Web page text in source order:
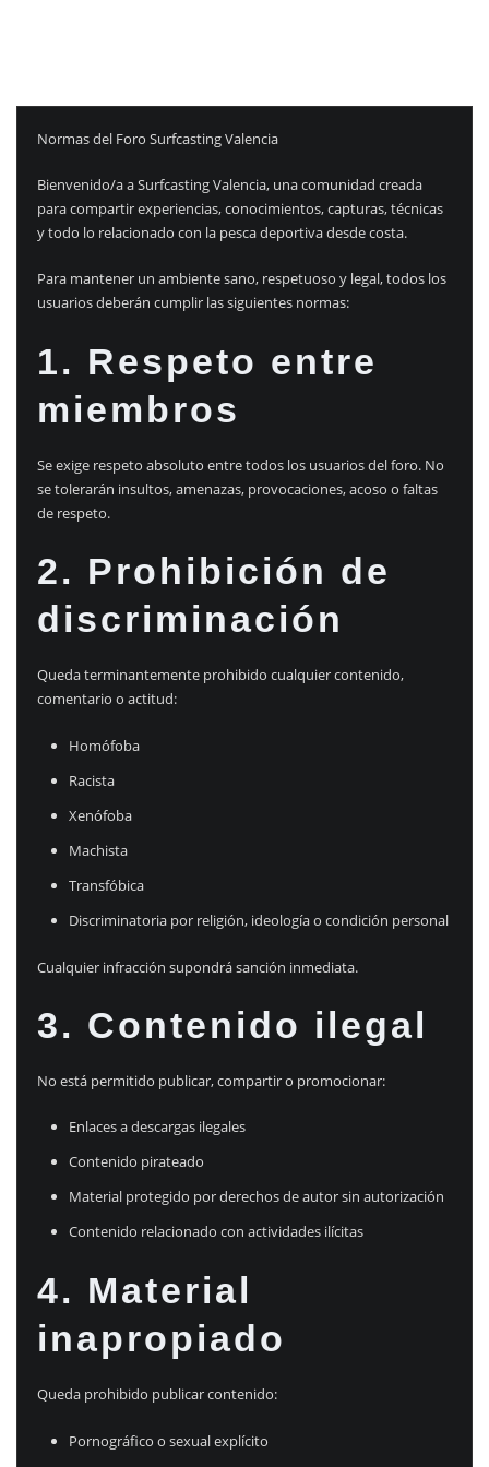
Normas del Foro Surfcasting Valencia
Bienvenido/a a Surfcasting Valencia, una comunidad creada
para compartir experiencias, conocimientos, capturas, técnicas
y todo lo relacionado con la pesca deportiva desde costa.
Para mantener un ambiente sano, respetuoso y legal, todos los
usuarios deberán cumplir las siguientes normas:
1. Respeto entre
miembros
Se exige respeto absoluto entre todos los usuarios del foro. No
se tolerarán insultos, amenazas, provocaciones, acoso o faltas
de respeto.
2. Prohibición de
discriminación
Queda terminantemente prohibido cualquier contenido,
comentario o actitud:
Homófoba
Racista
Xenófoba
Machista
Transfóbica
Discriminatoria por religión, ideología o condición personal
Cualquier infracción supondrá sanción inmediata.
3. Contenido ilegal
No está permitido publicar, compartir o promocionar:
Enlaces a descargas ilegales
Contenido pirateado
Material protegido por derechos de autor sin autorización
Contenido relacionado con actividades ilícitas
4. Material
inapropiado
Queda prohibido publicar contenido:
Pornográfico o sexual explícito